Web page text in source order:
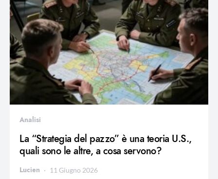
Analisi
La “Strategia del pazzo” è una teoria U.S.,
quali sono le altre, a cosa servono?
Lucien 11 Giugno 2026